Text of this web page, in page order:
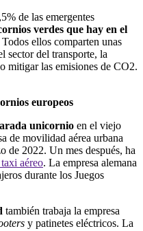
de las emergentes
verdes que hay en el
Todos ellos comparten unas
sector del transporte, la
mitigar las emisiones de CO2.
europeos
unicornio en el viejo
de movilidad aérea urbana
de 2022. Un mes después, ha
aéreo. La empresa alemana
durante los Juegos
también trabaja la empresa
y patinetes eléctricos. La